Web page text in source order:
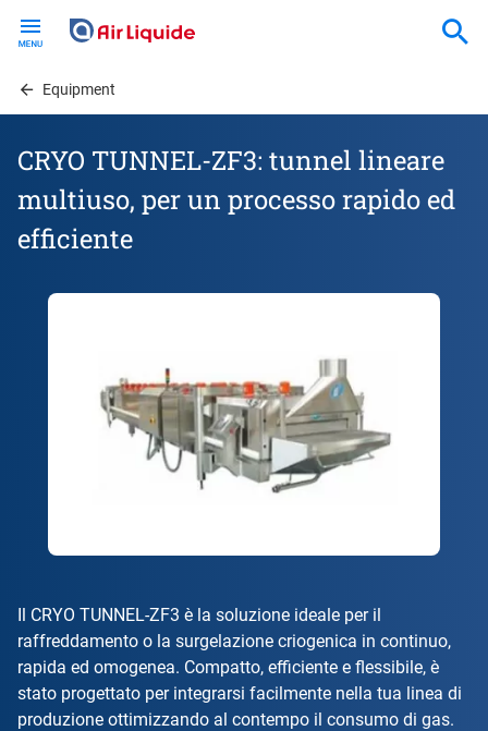
contentEquipment
CRYO TUNNEL-ZF3: tunnel lineare
multiuso, per un processo rapido ed
efficiente
Il CRYO TUNNEL-ZF3 è la soluzione ideale per il
raffreddamento o la surgelazione criogenica in continuo,
rapida ed omogenea. Compatto, efficiente e flessibile, è
stato progettato per integrarsi facilmente nella tua linea di
produzione ottimizzando al contempo il consumo di gas.